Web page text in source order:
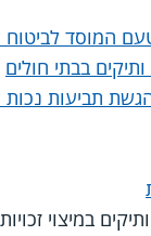
המוסד לביטוח
בבתי חולים
תביעות
במיצוי